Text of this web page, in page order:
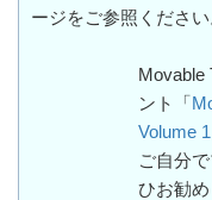
ージをご参照ください
Movable
ント「
Volume 1
ご自分
ひお勧め